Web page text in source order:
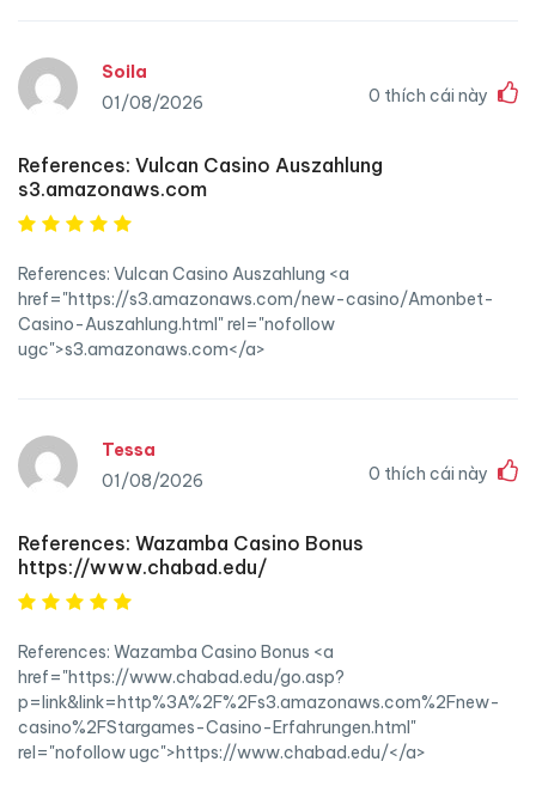
Soila
01/08/2026
0 thích cái này
References: Vulcan Casino Auszahlung
s3.amazonaws.com
References: Vulcan Casino Auszahlung <a
href="https://s3.amazonaws.com/new-casino/Amonbet-
Casino-Auszahlung.html" rel="nofollow
ugc">s3.amazonaws.com</a>
Tessa
01/08/2026
0 thích cái này
References: Wazamba Casino Bonus
https://www.chabad.edu/
References: Wazamba Casino Bonus <a
href="https://www.chabad.edu/go.asp?
p=link&link=http%3A%2F%2Fs3.amazonaws.com%2Fnew-
casino%2FStargames-Casino-Erfahrungen.html"
rel="nofollow ugc">https://www.chabad.edu/</a>